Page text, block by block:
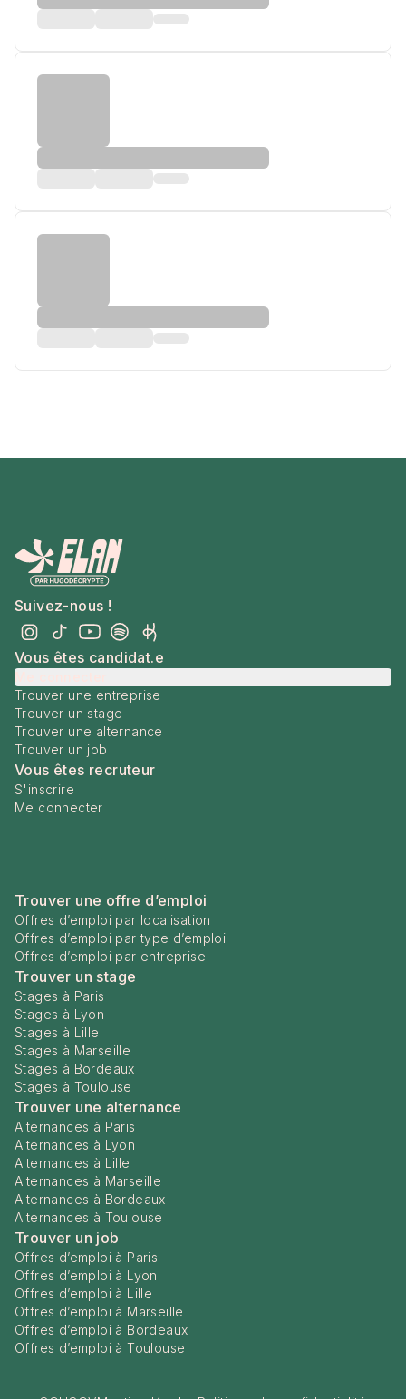
Suivez-nous !
Vous êtes candidat.e
Trouver une entreprise
Trouver un stage
Trouver une alternance
Trouver un job
Vous êtes recruteur
S'inscrire
Me connecter
Trouver une offre d’emploi
Offres d’emploi par localisation
Offres d’emploi par type d’emploi
Offres d’emploi par entreprise
Trouver un stage
Stages à Paris
Stages à Lyon
Stages à Lille
Stages à Marseille
Stages à Bordeaux
Stages à Toulouse
Trouver une alternance
Alternances à Paris
Alternances à Lyon
Alternances à Lille
Alternances à Marseille
Alternances à Bordeaux
Alternances à Toulouse
Trouver un job
Offres d’emploi à Paris
Offres d’emploi à Lyon
Offres d’emploi à Lille
Offres d’emploi à Marseille
Offres d’emploi à Bordeaux
Offres d’emploi à Toulouse